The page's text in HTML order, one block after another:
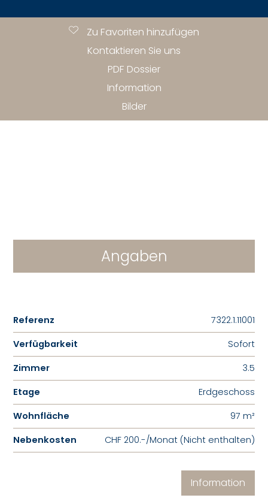
Kontaktieren Sie uns
Zu Favoriten hinzufügen
PDF Dossier
Information
Bilder
Angaben
Referenz
7322.1.11001
Verfügbarkeit
Sofort
Zimmer
3.5
Etage
Erdgeschoss
Wohnfläche
97 m²
Nebenkosten
CHF 200.-/Monat (Nicht enthalten)
Information